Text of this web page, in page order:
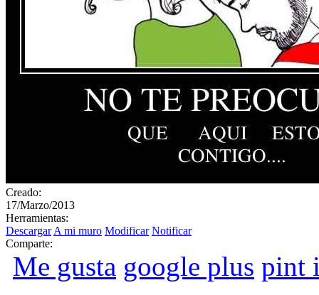
Creado:
17/Marzo/2013
Herramientas:
Descargar A mi muro Modificar Notificar
Comparte:
Me gusta google plus pint